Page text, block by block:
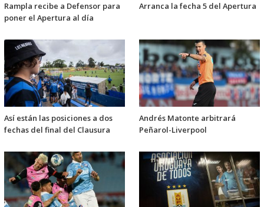
Rampla recibe a Defensor para
poner el Apertura al día
Arranca la fecha 5 del Apertura
Así están las posiciones a dos
fechas del final del Clausura
Andrés Matonte arbitrará
Peñarol-Liverpool